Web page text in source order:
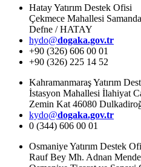
Hatay Yatırım Destek Ofisi
Çekmece Mahallesi
Defne / HATAY
hydo@dogaka.gov.tr
+90 (326) 606 00 01
+90 (326) 225 14 52
Kahramanmaraş Yatırım
İstasyon Mahallesi İlahiyat
Zemin Kat 46080
kydo@dogaka.gov.tr
0 (344) 606 00 01
Osmaniye Yatırım Destek
Rauf Bey Mh. Adnan